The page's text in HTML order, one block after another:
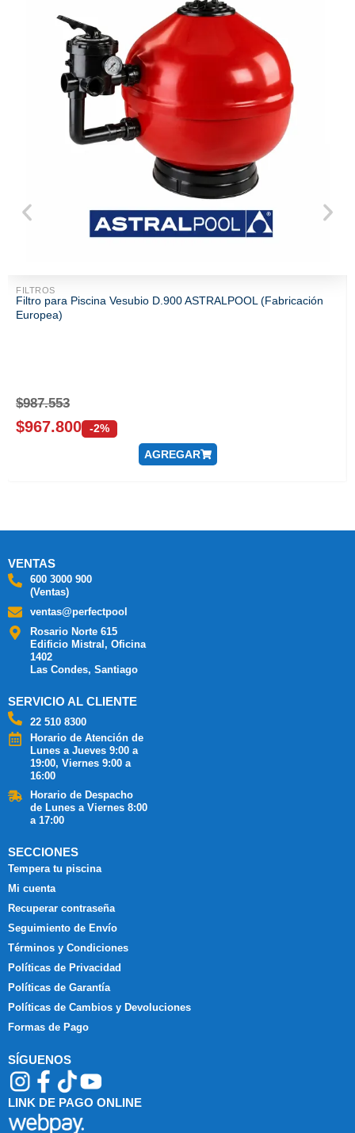
FILTROS
Filtro para Piscina Vesubio D.900 ASTRALPOOL (Fabricación
Europea)
$987.553
$967.800 -2%
AGREGAR
VENTAS
600 3000 900
(Ventas)
ventas@perfectpool
Rosario Norte 615
Edificio Mistral, Oficina
1402
Las Condes, Santiago
SERVICIO AL CLIENTE
22 510 8300
Horario de Atención de
Lunes a Jueves 9:00 a
19:00, Viernes 9:00 a
16:00
Horario de Despacho
de Lunes a Viernes 8:00
a 17:00
SECCIONES
Tempera tu piscina
Mi cuenta
Recuperar contraseña
Seguimiento de Envío
Términos y Condiciones
Políticas de Privacidad
Políticas de Garantía
Políticas de Cambios y Devoluciones
Formas de Pago
SÍGUENOS
LINK DE PAGO ONLINE